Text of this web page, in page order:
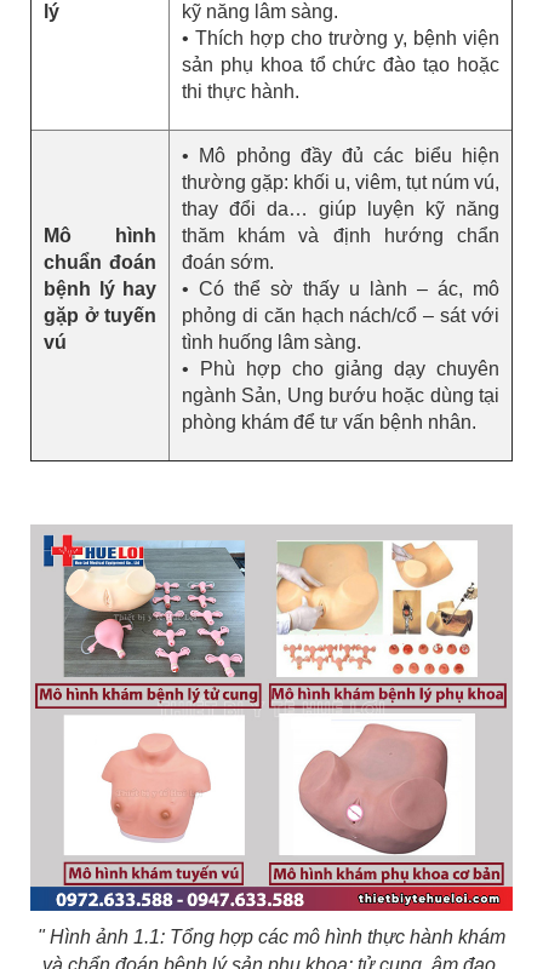
lý
kỹ năng lâm sàng.
• Thích hợp cho trường y, bệnh viện
sản phụ khoa tổ chức đào tạo hoặc
thi thực hành.
Mô hình
chuẩn đoán
bệnh lý hay
gặp ở tuyến
vú
• Mô phỏng đầy đủ các biểu hiện
thường gặp: khối u, viêm, tụt núm vú,
thay đổi da… giúp luyện kỹ năng
thăm khám và định hướng chẩn
đoán sớm.
• Có thể sờ thấy u lành – ác, mô
phỏng di căn hạch nách/cổ – sát với
tình huống lâm sàng.
• Phù hợp cho giảng dạy chuyên
ngành Sản, Ung bướu hoặc dùng tại
phòng khám để tư vấn bệnh nhân.
" Hình ảnh 1.1: Tổng hợp các mô hình thực hành khám
và chẩn đoán bệnh lý sản phụ khoa: tử cung, âm đạo,